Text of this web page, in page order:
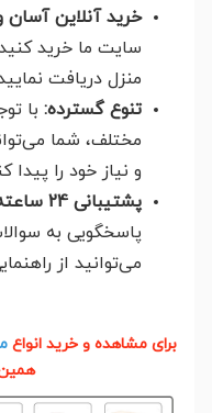
خرید آنلاین آسان
سایت ما خرید
منزل دریافت
تنوع گسترده: با
مختلف، شما
و نیاز خود را پیدا
پشتیبانی 24 ساعته:
پاسخگویی به
می‌توانید از
برای مشاهده و خرید انواع
همین